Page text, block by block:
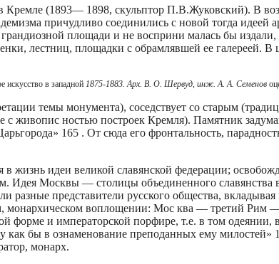
(1893— 1898, скульптор П.В.Жуковский). В
причудливо соединились с новой тогда идеей
площади и не восприни­ малась бы издали,
лестниц, площадки с обрамлявшей ее галереей.
искусство в западной 1875-1883. Арх. В. О. Шервуд, инж. А. А. Семенов
темы монумента), соседствует со старым
живопис­ ностью построек Кремля). Памятник
165 . От­ сюда его фронтальность,
жизнь идеи великой славянской федерации;
Идея Москвы — столицы объе­диненного славянства
разные представители русского общества,
монархическом воплощении: Мос­ ква — третий Рим —
форме и императорской порфире, т.е. в том одеянии,
как бы в ознаменование преподанных ему
монарх.